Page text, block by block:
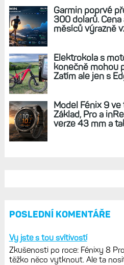
Mapy a navigace s Fénix
mapa na nedotykovém
nastavení map (3.)